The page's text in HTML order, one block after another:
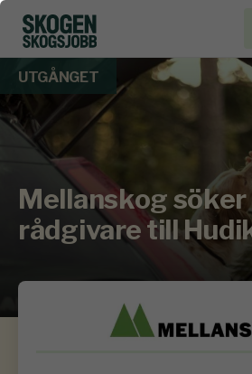
UTGÅNGET
Mellanskog
rådgivare till